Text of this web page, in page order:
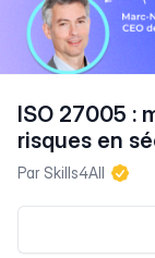
ISO 27005 :
risques en
Par Skills4All